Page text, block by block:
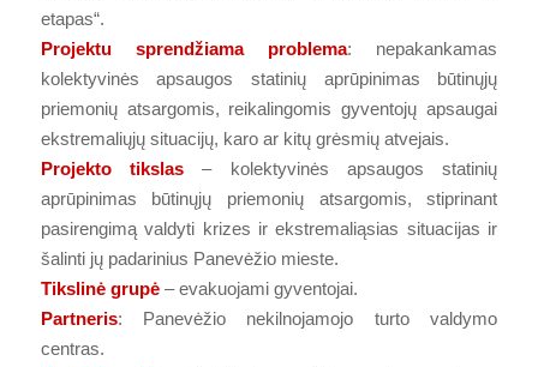
etapas“.
Projektu sprendžiama problema: nepakankamas
kolektyvinės apsaugos statinių aprūpinimas būtinųjų
priemonių atsargomis, reikalingomis gyventojų apsaugai
ekstremaliųjų situacijų, karo ar kitų grėsmių atvejais.
Projekto tikslas– kolektyvinės apsaugos statinių
aprūpinimas būtinųjų priemonių atsargomis, stiprinant
pasirengimą valdyti krizes ir ekstremaliąsias situacijas ir
šalinti jų padarinius Panevėžio mieste.
Tikslinė grupė– evakuojami gyventojai.
Partneris: Panevėžio nekilnojamojo turto valdymo
centras.